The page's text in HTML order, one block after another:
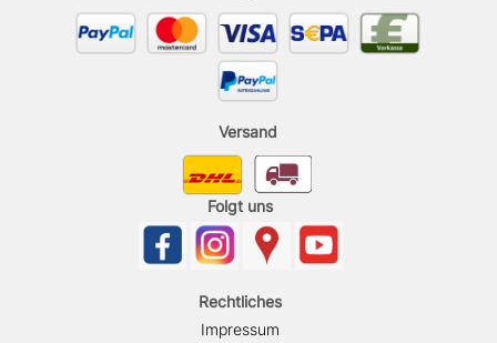
Versand
Folgt uns
Rechtliches
Impressum